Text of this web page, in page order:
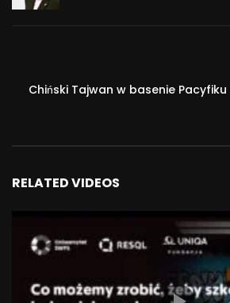
During his Learn how to Learn – on
Techniques lecture, he will tell you:
– which studying techniques will
#Tony Buzan #mind #learning
Chiński Tajwan w basenie
RELATED VIDEOS